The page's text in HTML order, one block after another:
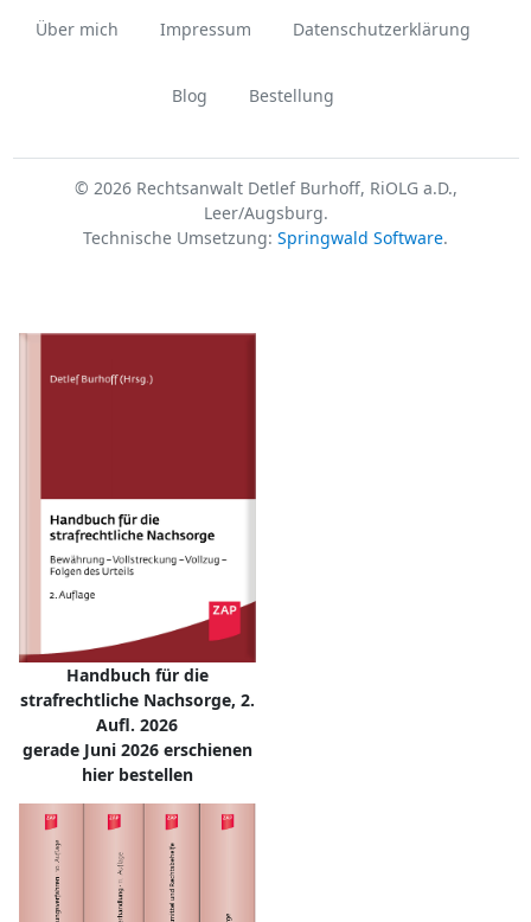
Über mich Impressum Datenschutzerklärung
Blog Bestellung
© 2026 Rechtsanwalt Detlef Burhoff, RiOLG a.D.,
Leer/Augsburg.
Technische Umsetzung: Springwald Software.
Handbuch für die
strafrechtliche Nachsorge, 2.
Aufl. 2026
gerade Juni 2026 erschienen
hier bestellen